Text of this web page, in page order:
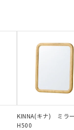
KINNA(キナ) ミラ
H500